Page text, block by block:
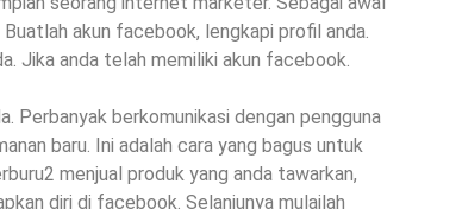
akun facebook, lengkapi profil anda.
Jika anda telah memiliki akun facebook.
Perbanyak berkomunikasi dengan pengguna
baru. Ini adalah cara yang bagus untuk
menjual produk yang anda tawarkan,
diri di facebook. Selanjunya mulailah